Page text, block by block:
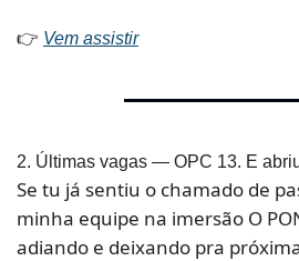
👉 Vem assistir
2. Últimas vagas — OPC 13. E
Se tu já sentiu o chamado de
minha equipe na imersão O
adiando e deixando pra